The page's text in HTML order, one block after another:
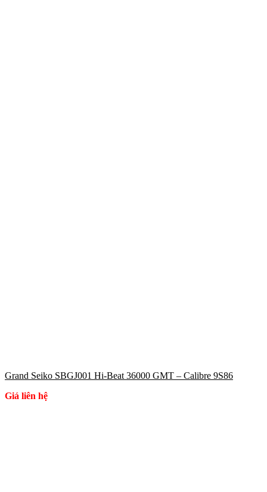
Grand Seiko SBGJ001 Hi-Beat 36000 GMT – Calibre 9S86
Giá liên hệ